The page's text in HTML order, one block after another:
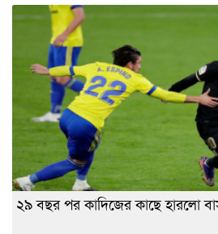
২৯ বছর পর কাদিজের কাছে হারলো